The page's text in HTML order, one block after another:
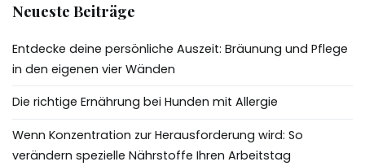
Neueste Beiträge
Entdecke deine persönliche Auszeit: Bräunung und Pflege
in den eigenen vier Wänden
Die richtige Ernährung bei Hunden mit Allergie
Wenn Konzentration zur Herausforderung wird: So
verändern spezielle Nährstoffe Ihren Arbeitstag